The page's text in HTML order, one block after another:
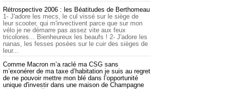
Rétrospective 2006 : les Béatitudes de Berthomeau
1- J'adore les mecs, le cul vissé sur le siège de
leur scooter, qui m'invectivent parce que sur mon
vélo je ne démarre pas assez vite aux feux
tricolores... Bienheureux les beaufs ! 2- J'adore les
nanas, les fesses posées sur le cuir des sièges de
leur...
Comme Macron m’a raclé ma CSG sans
m’exonérer de ma taxe d’habitation je suis au regret
de ne pouvoir mettre mon blé dans l’opportunité
unique d'investir dans une maison de Champagne